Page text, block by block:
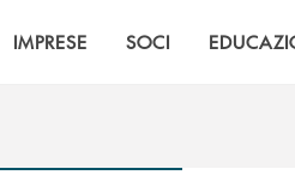
IMPRESE SOCI